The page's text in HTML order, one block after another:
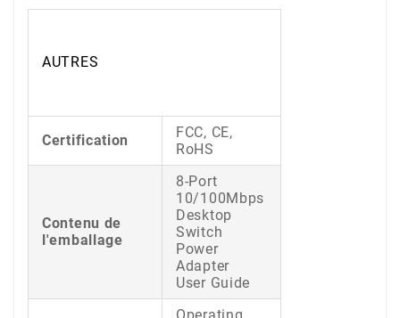
AUTRES
Certification
FCC, CE,
RoHS
Contenu de
l'emballage
8-Port
10/100Mbps
Desktop
Switch
Power
Adapter
User Guide
Operating